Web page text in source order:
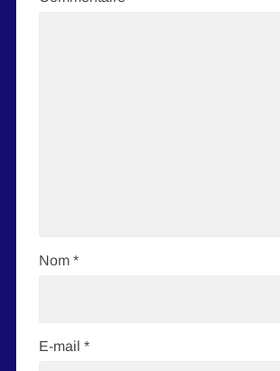
Nom *
E-mail *